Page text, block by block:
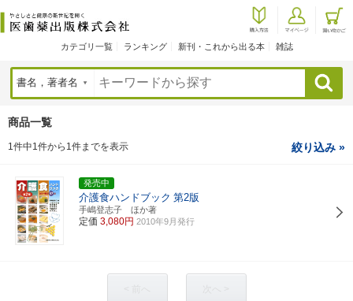
カテゴリ一覧 ランキング 新刊・これから出る本 雑誌
検索
商品一覧
1件中1件から1件までを表示 絞り込み »
発売中
介護食ハンドブック 第2版
手嶋登志子 ほか著
定価 3,080円 2010年9月発行